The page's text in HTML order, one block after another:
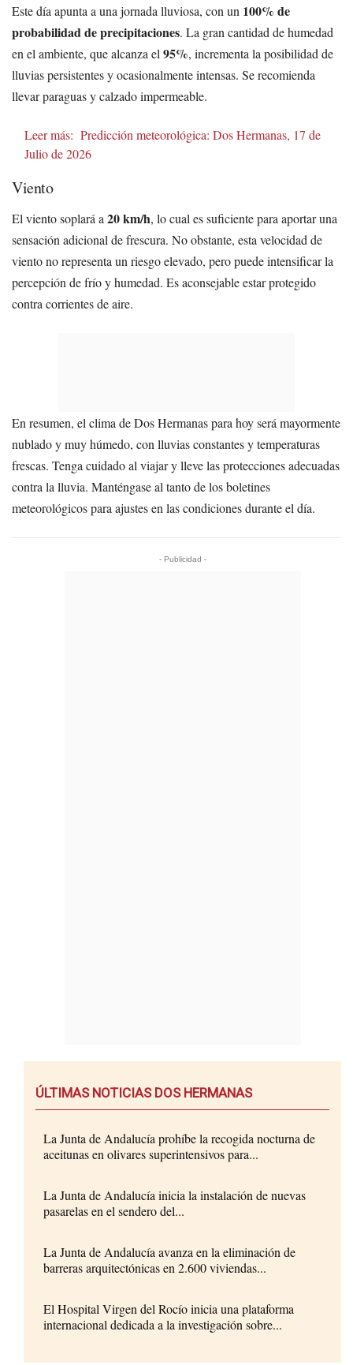
Este día apunta a una jornada lluviosa, con un 100% de
probabilidad de precipitaciones. La gran cantidad de humedad
en el ambiente, que alcanza el95%, incrementa la posibilidad de
lluvias persistentes y ocasionalmente intensas. Se recomienda
llevar paraguas y calzado impermeable.
Leer más: Predicción meteorológica: Dos Hermanas, 17 de
Julio de 2026
Viento
El viento soplará a20 km/h, lo cual es suficiente para aportar una
sensación adicional de frescura. No obstante, esta velocidad de
viento no representa un riesgo elevado, pero puede intensificar la
percepción de frío y humedad. Es aconsejable estar protegido
contra corrientes de aire.
En resumen, el clima de Dos Hermanas para hoy será mayormente
nublado y muy húmedo, con lluvias constantes y temperaturas
frescas. Tenga cuidado al viajar y lleve las protecciones adecuadas
contra la lluvia. Manténgase al tanto de los boletines
meteorológicos para ajustes en las condiciones durante el día.
- Publicidad -
ÚLTIMAS NOTICIAS DOS HERMANAS
La Junta de Andalucía prohíbe la recogida nocturna de
aceitunas en olivares superintensivos para...
La Junta de Andalucía inicia la instalación de nuevas
pasarelas en el sendero del...
La Junta de Andalucía avanza en la eliminación de
barreras arquitectónicas en 2.600 viviendas...
El Hospital Virgen del Rocío inicia una plataforma
internacional dedicada a la investigación sobre...